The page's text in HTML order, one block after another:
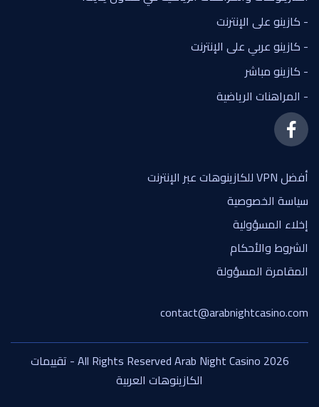
- كازينو على الإنترنت
- كازينو عربي على الإنترنت
- كازينو مباشر
- المراهنات الرياضية
أفضل VPN للكازينوهات عبر الإنترنت
سياسة الخصوصية
إخلاء المسؤولية
الشروط والأحكام
المقامرة المسؤولة
contact@arabnightcasino.com
All Rights Reserved Arab Night Casino 2026 - تقييمات
الكازينوهات العربية